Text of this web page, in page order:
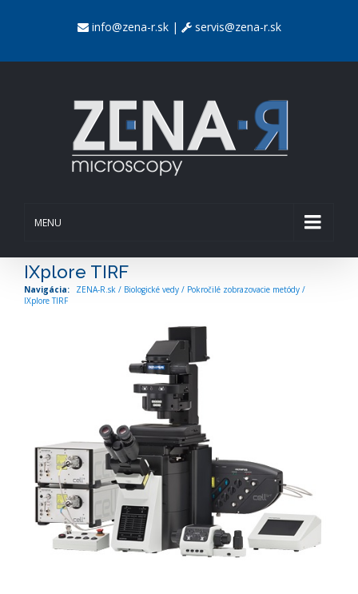
info@zena-r.sk| servis@zena-r.sk
MENU
IXplore TIRF
ZENA-R.sk / Biologické vedy / Pokročilé zobrazovacie metódy /
IXplore TIRF